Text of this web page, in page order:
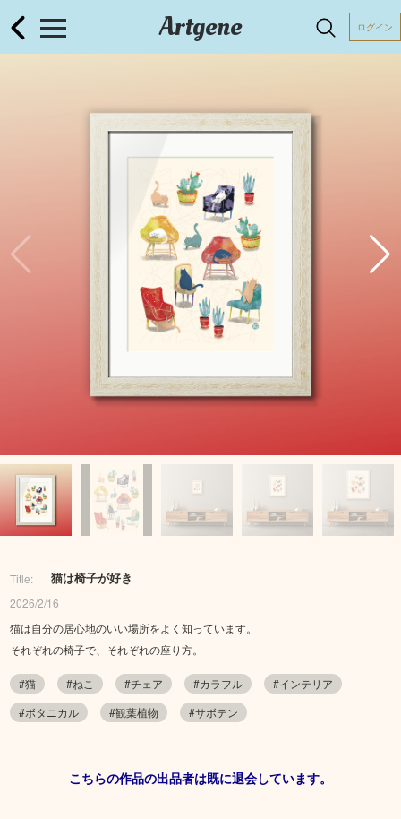
Artgene ログイン
Title: 猫は椅子が好き
2026/2/16
猫は自分の居心地のいい場所をよく知っています。
それぞれの椅子で、それぞれの座り方。
#猫 #ねこ #チェア #カラフル
#インテリア
#ボタニカル
#観葉植物 #サボテン
こちらの作品の出品者は既に退会しています。